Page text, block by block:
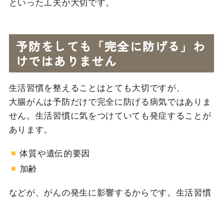
といった工夫が大切です。
予防をしても「完全に防げる」わ
けではありません
生活習慣を整えることはとても大切ですが、
大腸がんは予防だけで完全に防げる病気ではありま
せん。生活習慣に気をつけていても発症することが
あります。
体質や遺伝的要因
加齢
などが、がんの発生に影響するからです。生活習慣